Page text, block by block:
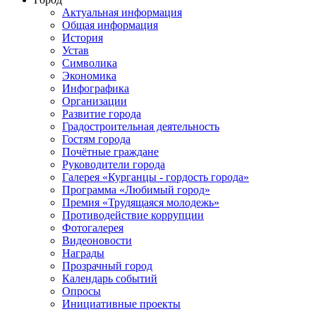
Актуальная информация
Общая информация
История
Устав
Символика
Экономика
Инфографика
Организации
Развитие города
Градостроительная деятельность
Гостям города
Почётные граждане
Руководители города
Галерея «Курганцы - гордость города»
Программа «Любимый город»
Премия «Трудящаяся молодежь»
Противодействие коррупции
Фотогалерея
Видеоновости
Награды
Прозрачный город
Календарь событий
Опросы
Инициативные проекты